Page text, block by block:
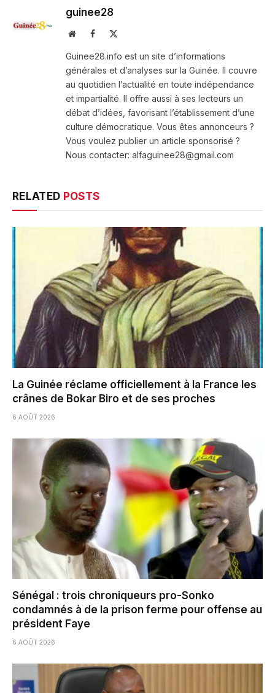
guinee28
WebsiteFacebook
Guinee28.info est un site d’informations
générales et d’analyses sur la Guinée. Il couvre
au quotidien l’actualité en toute indépendance
et impartialité. Il offre aussi à ses lecteurs un
débat d’idées, favorisant l’établissement d’une
culture démocratique. Vous êtes annonceurs ?
Vous voulez publier un article sponsorisé ?
Nous contacter: alfaguinee28@gmail.com
RELATED POSTS
La Guinée réclame officiellement à la France les
crânes de Bokar Biro et de ses proches
6 AOÛT 2026
Sénégal : trois chroniqueurs pro-Sonko
condamnés à de la prison ferme pour offense au
président Faye
6 AOÛT 2026